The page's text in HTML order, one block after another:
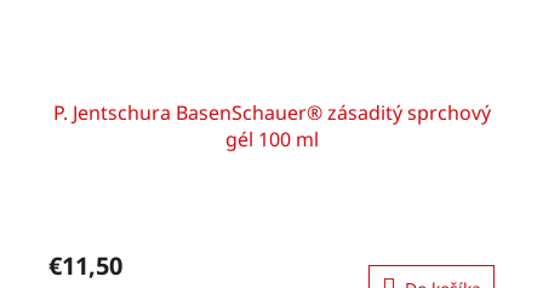
P. Jentschura BasenSchauer® zásaditý sprchový
gél 100 ml
€11,50